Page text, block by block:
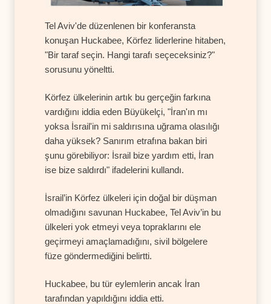
Tel Aviv'de düzenlenen bir konferansta
konuşan Huckabee, Körfez liderlerine hitaben,
"Bir taraf seçin. Hangi tarafı seçeceksiniz?"
sorusunu yöneltti.
Körfez ülkelerinin artık bu gerçeğin farkına
vardığını iddia eden Büyükelçi, "İran'ın mı
yoksa İsrail'in mi saldırısına uğrama olasılığı
daha yüksek? Sanırım etrafına bakan biri
şunu görebiliyor: İsrail bize yardım etti, İran
ise bize saldırdı" ifadelerini kullandı.
İsrail’in Körfez ülkeleri için doğal bir düşman
olmadığını savunan Huckabee, Tel Aviv’in bu
ülkeleri yok etmeyi veya topraklarını ele
geçirmeyi amaçlamadığını, sivil bölgelere
füze göndermediğini belirtti.
Huckabee, bu tür eylemlerin ancak İran
tarafından yapıldığını iddia etti.